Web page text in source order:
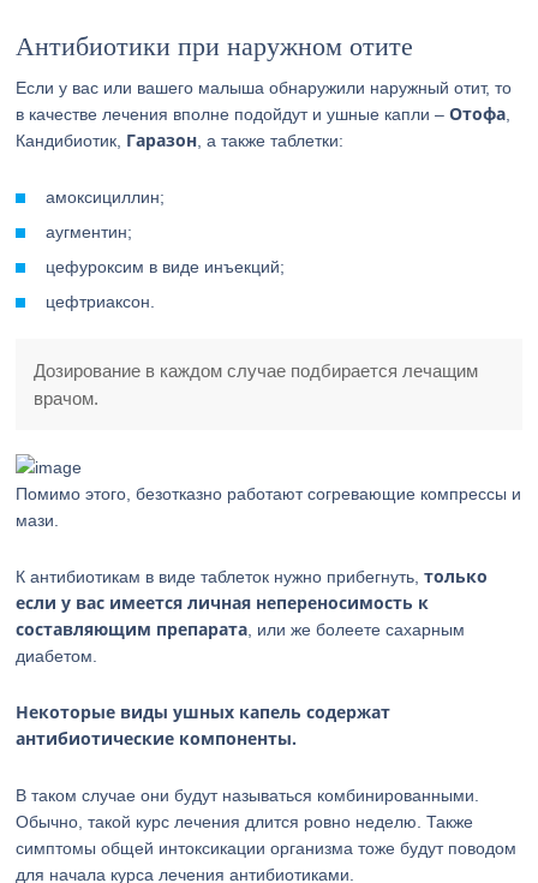
Антибиотики при наружном отите
Если у вас или вашего малыша обнаружили наружный отит, то
в качестве лечения вполне подойдут и ушные капли –Отофа
Кандибиотик, Гаразон , а также таблетки:
амоксициллин;
аугментин;
цефуроксим в виде инъекций;
цефтриаксон.
Дозирование в каждом случае подбирается лечащим
врачом.
Помимо этого, безотказно работают согревающие компрессы и
мази.
К антибиотикам в виде таблеток нужно прибегнуть,только
если у вас имеется личная непереносимость к
составляющим препарата , или же болеете сахарным
диабетом.
Некоторые виды ушных капель содержат
антибиотические компоненты.
В таком случае они будут называться комбинированными.
Обычно, такой курс лечения длится ровно неделю. Также
симптомы общей интоксикации организма тоже будут поводом
для начала курса лечения антибиотиками.